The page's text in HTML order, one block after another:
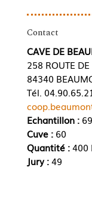
Contact
CAVE DE
258 ROUTE
84340
Tél.
Echantillon :
Cuve : 60
Quantité :400
Jury :49